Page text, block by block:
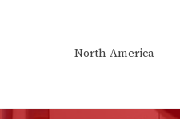
North America